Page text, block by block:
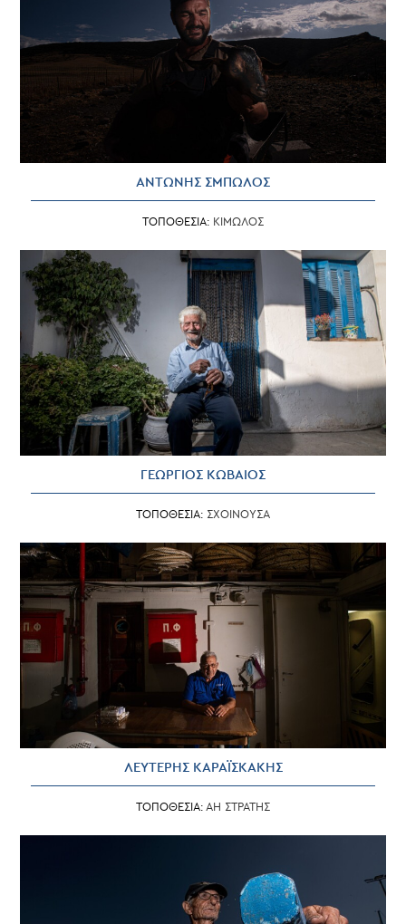
ΑΝΤΩΝΗΣ ΣΜΠΩΛΟΣ
ΤΟΠΟΘΕΣΙΑ: ΚΙΜΩΛΟΣ
ΓΕΩΡΓΙΟΣ ΚΩΒΑΙΟΣ
ΤΟΠΟΘΕΣΙΑ: ΣΧΟΙΝΟΥΣΑ
ΛΕΥΤΕΡΗΣ ΚΑΡΑΪΣΚΑΚΗΣ
ΤΟΠΟΘΕΣΙΑ: ΑΗ ΣΤΡΑΤΗΣ